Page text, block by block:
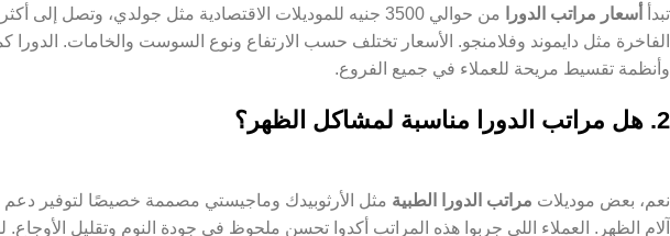
تبدأ أسعار مراتب الدورا
الفاخرة مثل دايموند وفلامنجو. الأسعار تختلف حسب الارتفاع ونوع السوست والخامات.
وأنظمة تقسيط مريحة للعملاء في جميع الفروع.
2. هل مراتب الدورا مناسبة لمشاكل الظهر؟
نعم، بعض موديلات مراتب الدورا الطبية مثل الأرثوبيدك وماجيستي مصممة خصيصًا لتوفير دعم